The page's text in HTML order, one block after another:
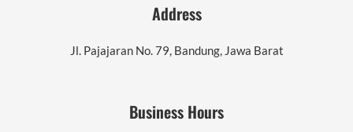
Address
Jl. Pajajaran No. 79, Bandung, Jawa Barat
Business Hours